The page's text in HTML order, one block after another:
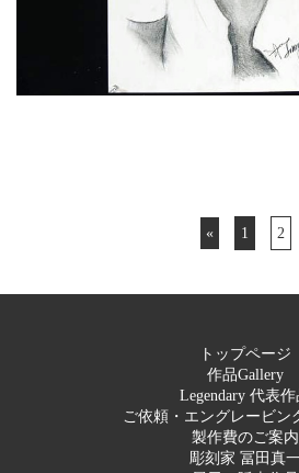
« 1 2
トップページ
作品Gallery
Legendary 代表作
ご依頼・エングレービン
製作費のご案内
彫刻家 冨田真